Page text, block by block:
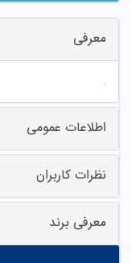
معرفی
.
اطلاعات عمومی
نظرات کاربران
معرفی برند